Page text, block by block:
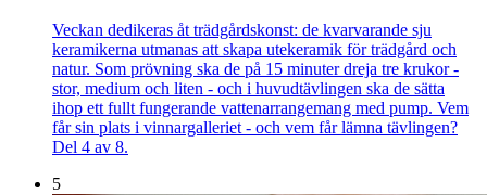
Veckan dedikeras åt trädgårdskonst: de kvarvarande sju
keramikerna utmanas att skapa utekeramik för trädgård och
natur. Som prövning ska de på 15 minuter dreja tre krukor -
stor, medium och liten - och i huvudtävlingen ska de sätta
ihop ett fullt fungerande vattenarrangemang med pump. Vem
får sin plats i vinnargalleriet - och vem får lämna tävlingen?
Del 4 av 8.
5